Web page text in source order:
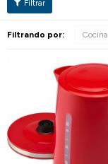
Filtrando por: Cocina